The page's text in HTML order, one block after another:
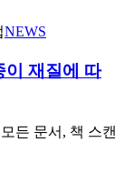
NEWS
이 재질에 따
든 문서, 책 스캔